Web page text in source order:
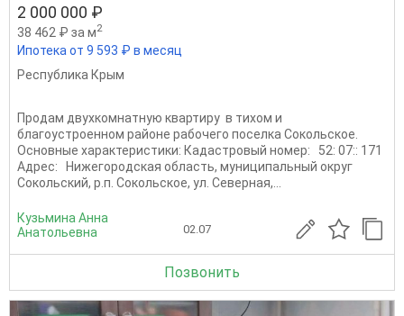
2 000 000 ₽
38 462 ₽ за м2
Ипотека от 9 593 ₽ в месяц
Республика Крым
Продам двухкомнатную квартиру в тихом и
благоустроенном районе рабочего поселка Сокольское.
Основные характеристики: Кадастровый номер: 52: 07:: 171
Адрес: Нижегородская область, муниципальный округ
Сокольский, р.п. Сокольское, ул. Северная,...
Кузьмина Анна
Анатольевна
02.07
Позвонить